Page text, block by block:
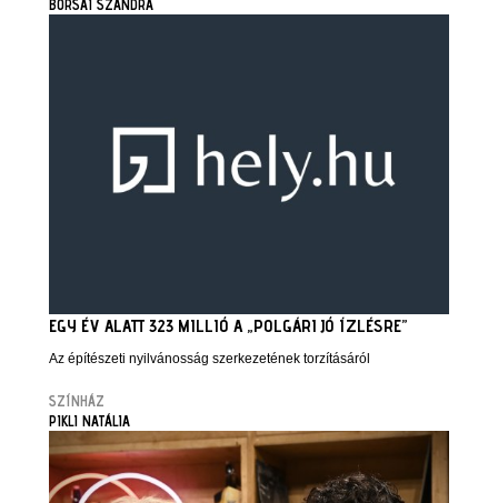
BORSAI SZANDRA
EGY ÉV ALATT 323 MILLIÓ A „POLGÁRI JÓ ÍZLÉSRE”
Az építészeti nyilvánosság szerkezetének torzításáról
SZÍNHÁZ
PIKLI NATÁLIA